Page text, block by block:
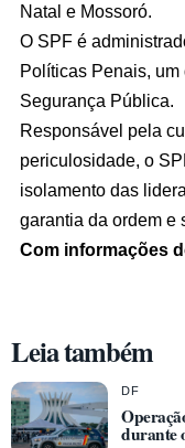
Natal e Mossoró.
O SPF é
Políticas Penais,
Segurança Pública.
Responsável pela
periculosidade, o
isolamento das
garantia da ordem e
Com informações
Leia também
DF
durante